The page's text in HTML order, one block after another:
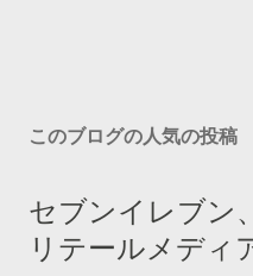
このブログの人気の投稿
セブンイレブン
リテールメディ